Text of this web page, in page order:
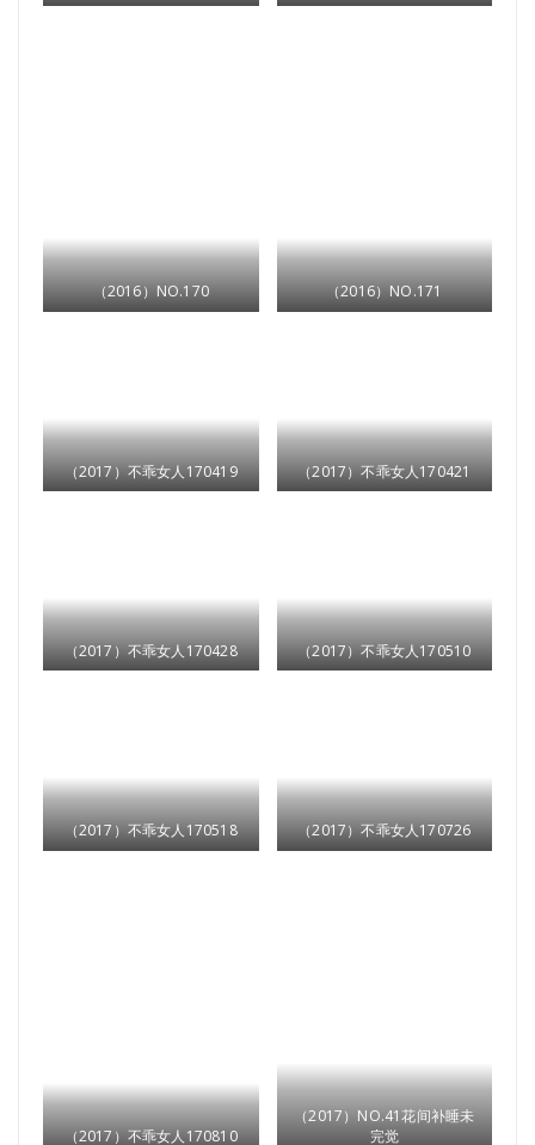
（2016）NO.170 （2016）NO.171
（2017）不乖女人170419 （2017）不乖女人170421
（2017）不乖女人170428 （2017）不乖女人170510
（2017）不乖女人170518 （2017）不乖女人170726
（2017）不乖女人170810
（2017）NO.41花间补睡未
完觉